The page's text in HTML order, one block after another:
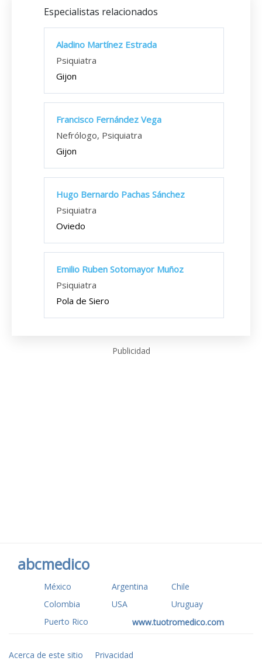
Especialistas relacionados
Aladino Martínez Estrada
Psiquiatra
Gijon
Francisco Fernández Vega
Nefrólogo, Psiquiatra
Gijon
Hugo Bernardo Pachas Sánchez
Psiquiatra
Oviedo
Emilio Ruben Sotomayor Muñoz
Psiquiatra
Pola de Siero
Publicidad
abcmedico
México Argentina
Chile
Colombia
USA
Uruguay
Puerto Rico
www.tuotromedico.com
Acerca de este sitio Privacidad